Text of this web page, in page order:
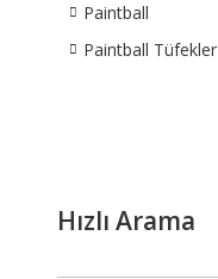
Paintball
Paintball Tüfekler
Hızlı Arama